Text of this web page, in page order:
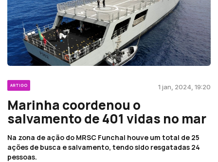
ARTIGO 1 jan, 2024, 19:20
Marinha coordenou o
salvamento de 401 vidas no mar
Na zona de ação do MRSC Funchal houve um total de 25
ações de busca e salvamento, tendo sido resgatadas 24
pessoas.